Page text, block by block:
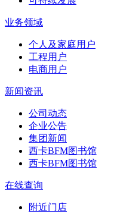
业务领域
个人及家庭用户
工程用户
电商用户
新闻资讯
公司动态
企业公告
集团新闻
西卡BFM图书馆
西卡BFM图书馆
在线查询
附近门店